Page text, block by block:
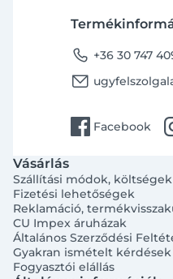
phone +36 30 747
email
facebook Facebook
Vásárlás
Szállítási módok, költségek
Fizetési lehetőségek
Reklamáció,
CU Impex áruházak
Általános Szerződési
Gyakran ismételt kérdések
Fogyasztói elállás